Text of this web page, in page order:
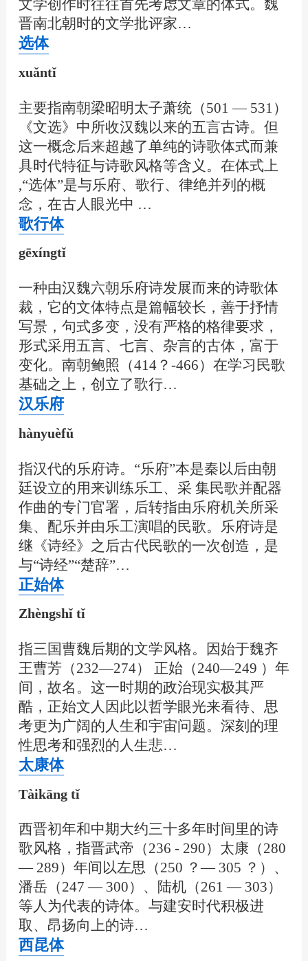
文学创作时往往首先考虑文章的体式。魏
晋南北朝时的文学批评家…
选体
xuǎntǐ
主要指南朝梁昭明太子萧统（501 — 531）
《文选》中所收汉魏以来的五言古诗。但
这一概念后来超越了单纯的诗歌体式而兼
具时代特征与诗歌风格等含义。在体式上
,“选体”是与乐府、歌行、律绝并列的概
念，在古人眼光中 …
歌行体
gēxíngtǐ
一种由汉魏六朝乐府诗发展而来的诗歌体
裁，它的文体特点是篇幅较长，善于抒情
写景，句式多变，没有严格的格律要求，
形式采用五言、七言、杂言的古体，富于
变化。南朝鲍照（414？-466）在学习民歌
基础之上，创立了歌行…
汉乐府
hànyuèfǔ
指汉代的乐府诗。“乐府”本是秦以后由朝
廷设立的用来训练乐工、采 集民歌并配器
作曲的专门官署，后转指由乐府机关所采
集、配乐并由乐工演唱的民歌。乐府诗是
继《诗经》之后古代民歌的一次创造，是
与“诗经”“楚辞”…
正始体
Zhèngshǐ tǐ
指三国曹魏后期的文学风格。因始于魏齐
王曹芳（232—274） 正始（240—249 ）年
间，故名。这一时期的政治现实极其严
酷，正始文人因此以哲学眼光来看待、思
考更为广阔的人生和宇宙问题。深刻的理
性思考和强烈的人生悲…
太康体
Tàikāng tǐ
西晋初年和中期大约三十多年时间里的诗
歌风格，指晋武帝（236 - 290）太康（280
— 289）年间以左思（250 ？— 305 ？）、
潘岳（247 — 300）、陆机（261 — 303）
等人为代表的诗体。与建安时代积极进
取、昂扬向上的诗…
西昆体